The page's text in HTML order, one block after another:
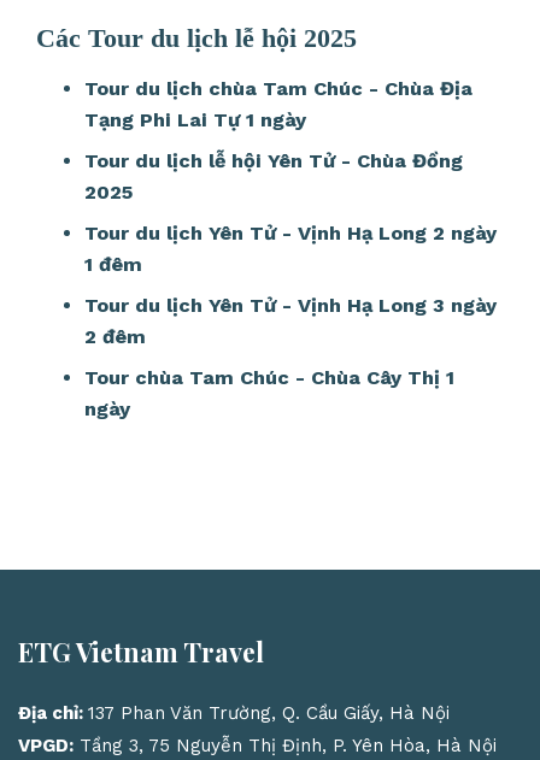
Các Tour du lịch lễ hội 2025
Tour du lịch chùa Tam Chúc - Chùa Địa
Tạng Phi Lai Tự 1 ngày
Tour du lịch lễ hội Yên Tử - Chùa Đồng
2025
Tour du lịch Yên Tử - Vịnh Hạ Long 2 ngày
1 đêm
Tour du lịch Yên Tử - Vịnh Hạ Long 3 ngày
2 đêm
Tour chùa Tam Chúc - Chùa Cây Thị 1
ngày
ETG Vietnam Travel
Địa chỉ: 137 Phan Văn Trường, Q. Cầu Giấy, Hà Nội
VPGD: Tầng 3, 75 Nguyễn Thị Định, P. Yên Hòa, Hà Nội